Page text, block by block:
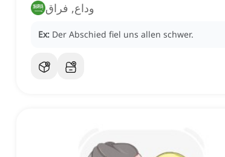
وداع, فراق
Ex: Der Abschied fiel uns allen schwer.